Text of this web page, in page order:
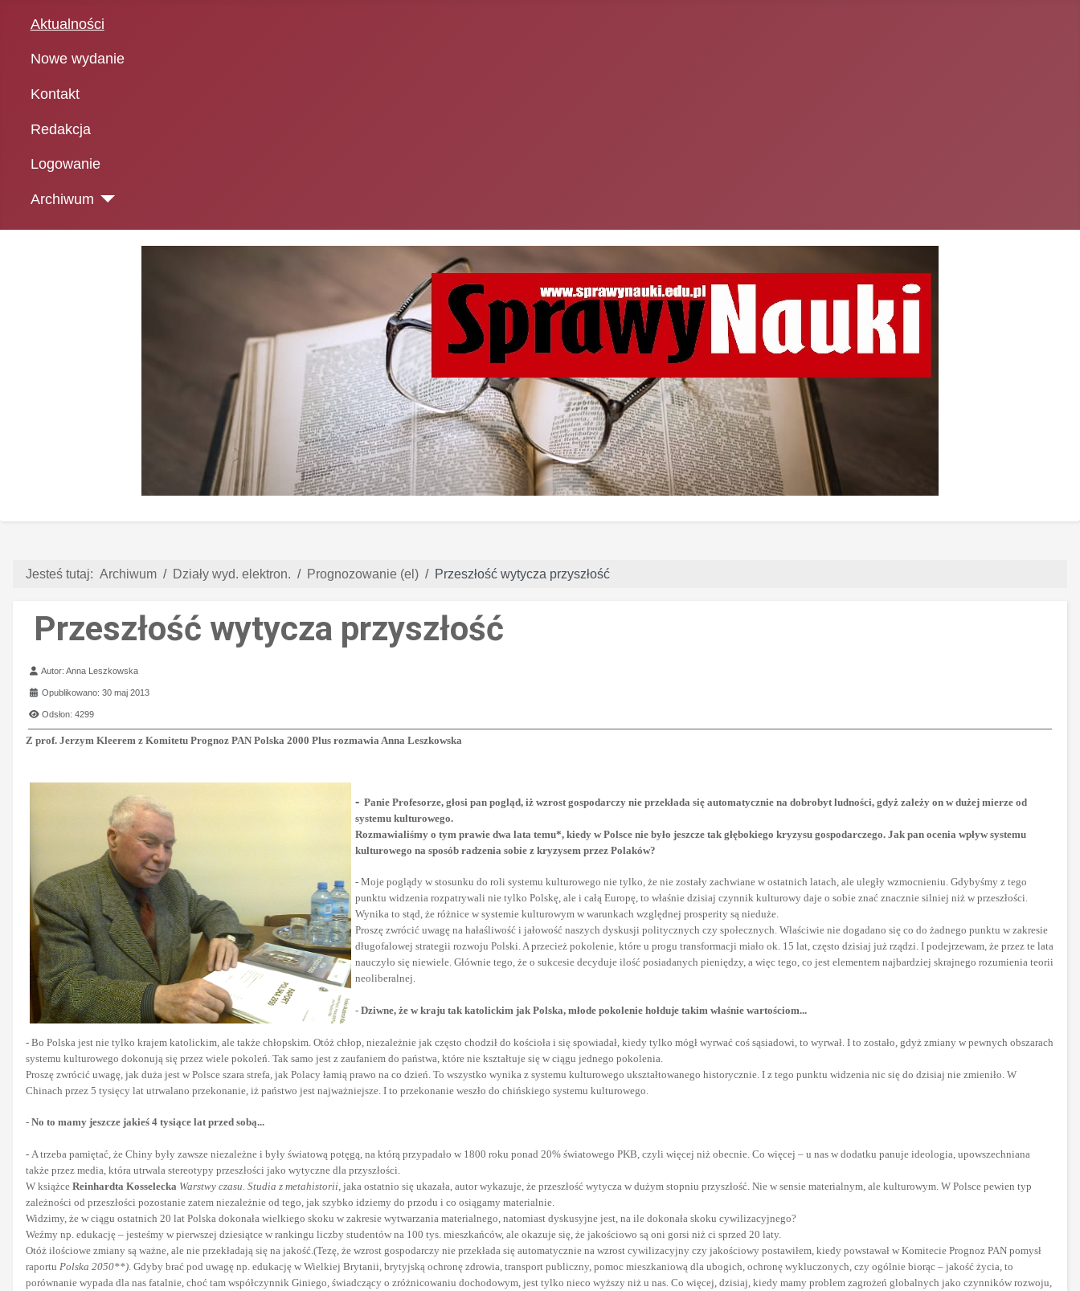
Aktualności
Nowe wydanie
Kontakt
Redakcja
Logowanie
Archiwum
Jesteś tutaj: Archiwum Działy wyd. elektron. Prognozowanie (el) Przeszłość wytycza przyszłość
Przeszłość wytycza przyszłość
Szczegóły
Autor:Anna Leszkowska
Opublikowano: 30 maj 2013
Odsłon: 4299
Z prof. Jerzym Kleerem z Komitetu Prognoz PAN Polska 2000 Plus rozmawia Anna Leszkowska
- Panie Profesorze, głosi pan pogląd, iż wzrost gospodarczy nie przekłada się automatycznie na dobrobyt ludności, gdyż zależy on w dużej mierze od
systemu kulturowego.
Rozmawialiśmy o tym prawie dwa lata temu*, kiedy w Polsce nie było jeszcze tak głębokiego kryzysu gospodarczego. Jak pan ocenia wpływ systemu
kulturowego na sposób radzenia sobie z kryzysem przez Polaków?
- Moje poglądy w stosunku do roli systemu kulturowego nie tylko, że nie zostały zachwiane w ostatnich latach, ale uległy wzmocnieniu. Gdybyśmy z tego
punktu widzenia rozpatrywali nie tylko Polskę, ale i całą Europę, to właśnie dzisiaj czynnik kulturowy daje o sobie znać znacznie silniej niż w przeszłości.
Wynika to stąd, że różnice w systemie kulturowym w warunkach względnej prosperity są nieduże.
Proszę zwrócić uwagę na hałaśliwość i jałowość naszych dyskusji politycznych czy społecznych. Właściwie nie dogadano się co do żadnego punktu w zakresie
długofalowej strategii rozwoju Polski. A przecież pokolenie, które u progu transformacji miało ok. 15 lat, często dzisiaj już rządzi. I podejrzewam, że przez te lata
nauczyło się niewiele. Głównie tego, że o sukcesie decyduje ilość posiadanych pieniędzy, a więc tego, co jest elementem najbardziej skrajnego rozumienia teorii
neoliberalnej.
- Dziwne, że w kraju tak katolickim jak Polska, młode pokolenie hołduje takim właśnie wartościom...
- Bo Polska jest nie tylko krajem katolickim, ale także chłopskim. Otóż chłop, niezależnie jak często chodził do kościoła i się spowiadał, kiedy tylko mógł wyrwać coś sąsiadowi, to wyrwał. I to zostało, gdyż zmiany w pewnych obszarach
systemu kulturowego dokonują się przez wiele pokoleń. Tak samo jest z zaufaniem do państwa, które nie kształtuje się w ciągu jednego pokolenia.
Proszę zwrócić uwagę, jak duża jest w Polsce szara strefa, jak Polacy łamią prawo na co dzień. To wszystko wynika z systemu kulturowego ukształtowanego historycznie. I z tego punktu widzenia nic się do dzisiaj nie zmieniło. W
Chinach przez 5 tysięcy lat utrwalano przekonanie, iż państwo jest najważniejsze. I to przekonanie weszło do chińskiego systemu kulturowego.
- No to mamy jeszcze jakieś 4 tysiące lat przed sobą...
- A trzeba pamiętać, że Chiny były zawsze niezależne i były światową potęgą, na którą przypadało w 1800 roku ponad 20% światowego PKB, czyli więcej niż obecnie. Co więcej – u nas w dodatku panuje ideologia, upowszechniana
także przez media, która utrwala stereotypy przeszłości jako wytyczne dla przyszłości.
W książce Reinhardta Kosselecka Warstwy czasu. Studia z metahistorii , jaka ostatnio się ukazała, autor wykazuje, że przeszłość wytycza w dużym stopniu przyszłość. Nie w sensie materialnym, ale kulturowym. W Polsce pewien typ
zależności od przeszłości pozostanie zatem niezależnie od tego, jak szybko idziemy do przodu i co osiągamy materialnie.
Widzimy, że w ciągu ostatnich 20 lat Polska dokonała wielkiego skoku w zakresie wytwarzania materialnego, natomiast dyskusyjne jest, na ile dokonała skoku cywilizacyjnego?
Weźmy np. edukację – jesteśmy w pierwszej dziesiątce w rankingu liczby studentów na 100 tys. mieszkańców, ale okazuje się, że jakościowo są oni gorsi niż ci sprzed 20 laty.
Otóż ilościowe zmiany są ważne, ale nie przekładają się na jakość.(Tezę, że wzrost gospodarczy nie przekłada się automatycznie na wzrost cywilizacyjny czy jakościowy postawiłem, kiedy powstawał w Komitecie Prognoz PAN pomysł
raportu Polska 2050**) . Gdyby brać pod uwagę np. edukację w Wielkiej Brytanii, brytyjską ochronę zdrowia, transport publiczny, pomoc mieszkaniową dla ubogich, ochronę wykluczonych, czy ogólnie biorąc – jakość życia, to
porównanie wypada dla nas fatalnie, choć tam współczynnik Giniego, świadczący o zróżnicowaniu dochodowym, jest tylko nieco wyższy niż u nas. Co więcej, dzisiaj, kiedy mamy problem zagrożeń globalnych jako czynników rozwoju,